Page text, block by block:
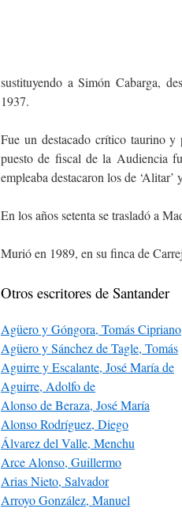
sustituyendo a Simón Cabarga,
1937.
Fue un destacado crítico taurino y
puesto de fiscal de la Audiencia
empleaba destacaron los de ‘Alitar’
En los años setenta se trasladó a
Murió en 1989, en su finca de
Otros escritores de Santander
Agüero y Góngora, Tomás Cipriano
Agüero y Sánchez de Tagle, Tomás
Aguirre y Escalante, José María de
Aguirre, Adolfo de
Alonso de Beraza, José María
Alonso Rodríguez, Diego
Álvarez del Valle, Menchu
Arce Alonso, Guillermo
Arias Nieto, Salvador
Arroyo González, Manuel